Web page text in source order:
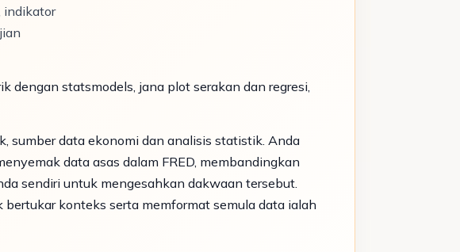
indikator
dengan statsmodels, jana plot serakan dan regresi,
sumber data ekonomi dan analisis statistik. Anda
data asas dalam FRED, membandingkan
sendiri untuk mengesahkan dakwaan tersebut.
konteks serta memformat semula data ialah